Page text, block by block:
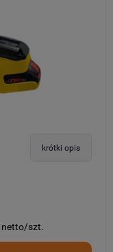
krótki opis
netto/szt.